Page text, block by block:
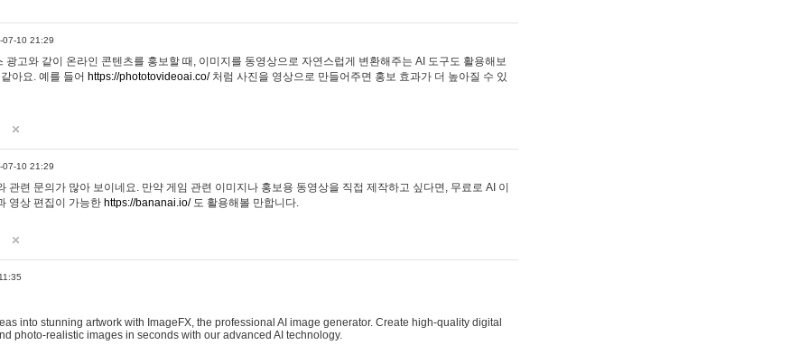
07-10 21:29
광고와 같이 온라인 콘텐츠를 홍보할 때, 이미지를 동영상으로 자연스럽게 변환해주는 AI 도구도 활용해보
아요. 예를 들어 https://phototovideoai.co/처럼 사진을 영상으로 만들어주면 홍보 효과가 더 높아질 수 있
07-10 21:29
관련 문의가 많아 보이네요. 만약 게임 관련 이미지나 홍보용 동영상을 직접 제작하고 싶다면, 무료로 AI 이
영상 편집이 가능한 https://bananai.io/도 활용해볼 만합니다.
into stunning artwork with ImageFX, the professional AI image generator. Create high-quality digital
photo-realistic images in seconds with our advanced AI technology.